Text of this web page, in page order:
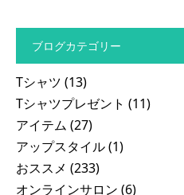
ブログカテゴリー
Tシャツ (13)
Tシャツプレゼント (11)
アイテム (27)
アップスタイル(1)
おススメ (233)
オンラインサロン (6)